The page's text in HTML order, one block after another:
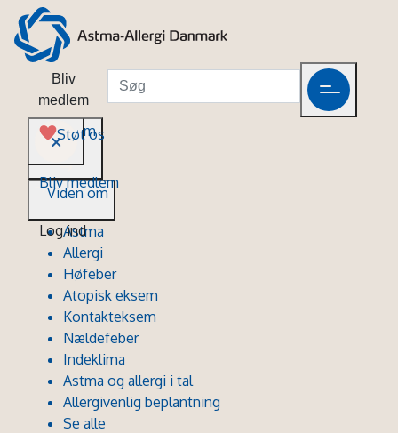
Bliv
medlem
Støt os
Bliv medlem
Log ind
Viden om
Viden om
Astma
Allergi
Høfeber
Atopisk eksem
Kontakteksem
Nældefeber
Indeklima
Astma og allergi i tal
Allergivenlig beplantning
Se alle